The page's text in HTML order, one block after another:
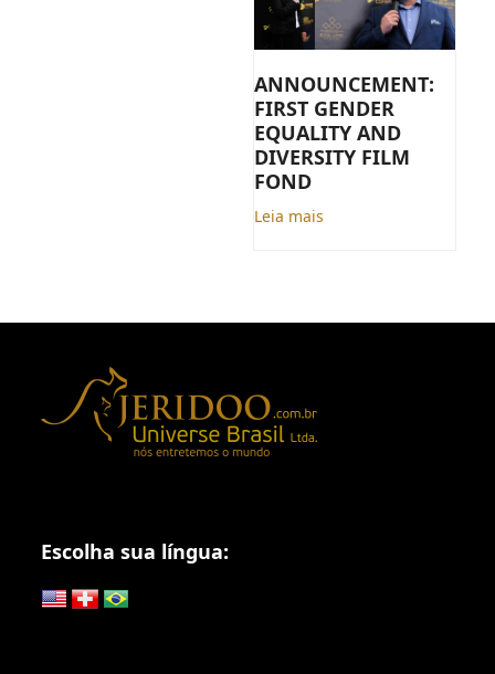
ANNOUNCEMENT:
FIRST GENDER
EQUALITY AND
DIVERSITY FILM
FOND
Leia mais
Escolha sua língua: